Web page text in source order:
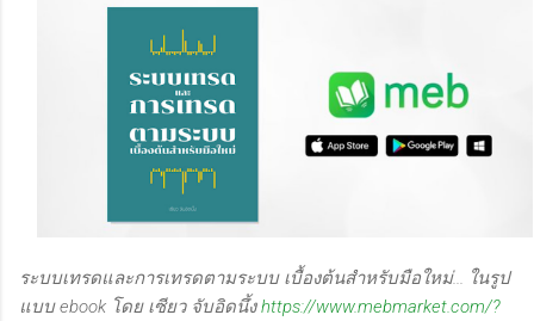
ระบบเทรดและการเทรดตามระบบ เบื้องต้นสำหรับมือใหม่... ในรูป
แบบ ebook โดย เซียว จับอิดนึ้งhttps://www.mebmarket.com/?